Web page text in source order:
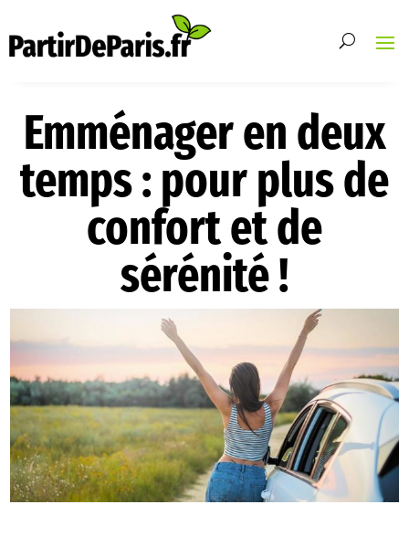
Emménager en deux
temps : pour plus de
confort et de
sérénité !